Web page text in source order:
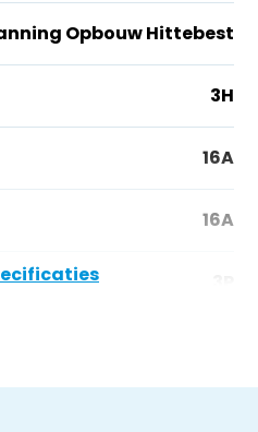
Opbouw Hittebest
3H
16A
16A